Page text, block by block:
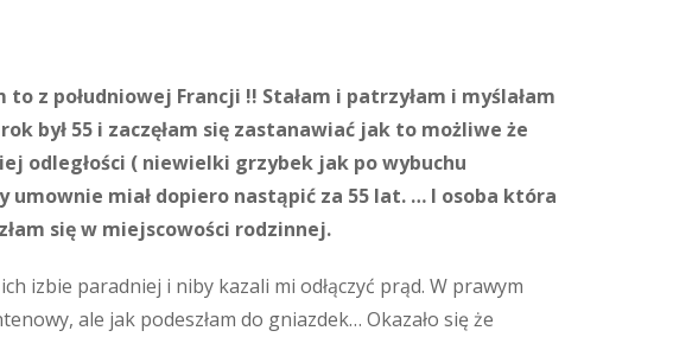
z południowej Francji !! Stałam i patrzyłam i myślałam
był 55 i zaczęłam się zastanawiać jak to możliwe że
odległości ( niewielki grzybek jak po wybuchu
miał dopiero nastąpić za 55 lat. … I osoba która
się w miejscowości rodzinnej.
izbie paradniej i niby kazali mi odłączyć prąd. W prawym
ale jak podeszłam do gniazdek… Okazało się że